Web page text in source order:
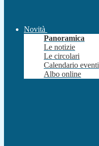
Novità
Panoramica
Le notizie
Le circolari
Calendario eventi
Albo online